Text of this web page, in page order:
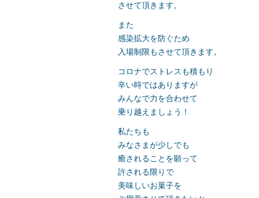
させて頂きます。
また
感染拡大を防ぐため
入場制限もさせて頂きます。
コロナでストレスも積もり
辛い時ではありますが
みんなで力を合わせて
乗り越えましょう！
私たちも
みなさまが少しでも
癒されることを願って
許される限りで
美味しいお菓子を